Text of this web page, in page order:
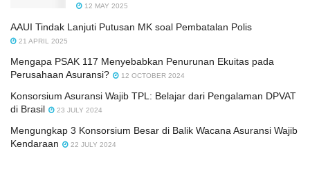
12 MAY 2025
AAUI Tindak Lanjuti Putusan MK soal Pembatalan Polis
21 APRIL 2025
Mengapa PSAK 117 Menyebabkan Penurunan Ekuitas pada
Perusahaan Asuransi?
12 OCTOBER 2024
Konsorsium Asuransi Wajib TPL: Belajar dari Pengalaman DPVAT
di Brasil
23 JULY 2024
Mengungkap 3 Konsorsium Besar di Balik Wacana Asuransi Wajib
Kendaraan
22 JULY 2024